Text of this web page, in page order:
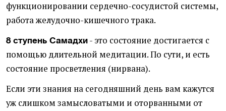
функционировании сердечно-сосудистой системы,
работа желудочно-кишечного трака.
8 ступень Самадхи - это состояние достигается с
помощью длительной медитации. По сути, и есть
состояние просветления (нирвана).
Если эти знания на сегодняшний день вам кажутся
уж слишком замысловатыми и оторванными от